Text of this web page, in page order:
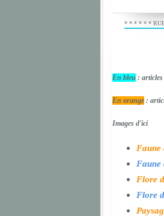
* * * * * *
En bleu : articles
En orange :
Images d'ici
Faune
Faune
Flore
Flore